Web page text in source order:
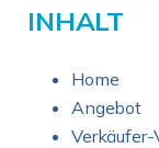
INHALT
Home
Angebot
Verkäufer-